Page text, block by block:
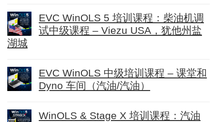
EVC WinOLS 5 培训课程：柴油机调
试中级课程 – Viezu USA，犹他州盐
湖城
EVC WinOLS 中级培训课程 – 课堂和
Dyno 车间（汽油/汽油）
WinOLS & Stage X 培训课程：汽油